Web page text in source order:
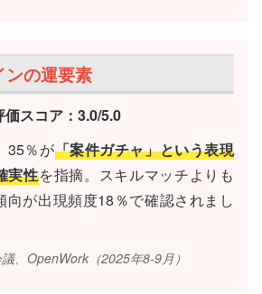
の運要素
価スコア：3.0/5.0
35％が「案件ガチャ」という表現
実性を指摘。スキルマッチよりも
向が出現頻度18％で確認されまし
、OpenWork（2025年8-9月）